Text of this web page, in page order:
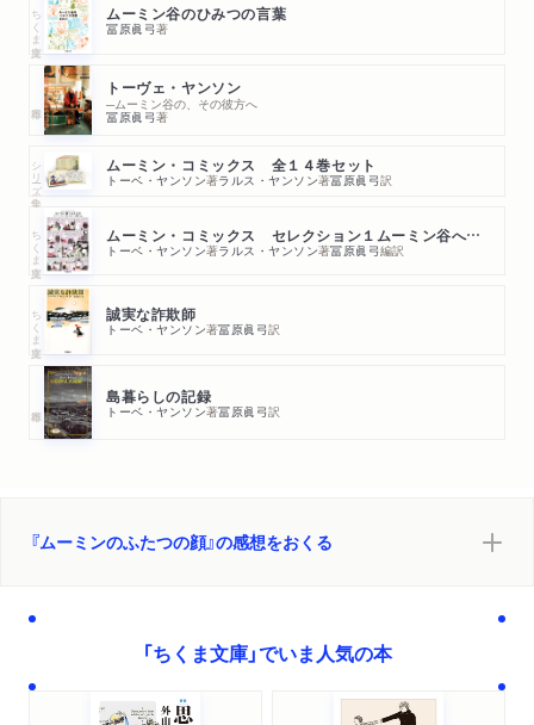
ちくま文庫 ムーミン谷のひみつの言葉
冨原眞弓著
トーヴェ・ヤンソン
─ムーミン谷の、その彼方へ
冨原眞弓著
シリーズ・全集 ムーミン・コミックス 全１４巻セット
トーベ・ヤンソン著ラルス・ヤンソン著冨原眞弓訳
ちくま文庫 ムーミン・コミックス セレクション１ムーミン谷へようこそ
トーベ・ヤンソン著ラルス・ヤンソン著冨原眞弓編訳
ちくま文庫 誠実な詐欺師
トーベ・ヤンソン著冨原眞弓訳
島暮らしの記録
トーベ・ヤンソン著冨原眞弓訳
『ムーミンのふたつの顔』の感想をおくる
「ちくま文庫」でいま人気の本